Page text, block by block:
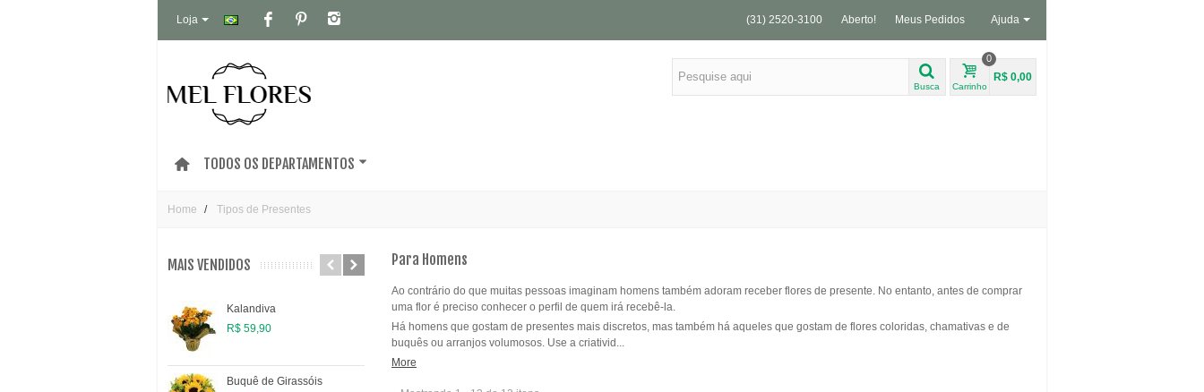
Ajuda
Loja Meus Pedidos
(31) 2520-3100 Aberto!
Busca Carrinho
0
R$ 0,00
TODOS OS DEPARTAMENTOS
Home Tipos de Presentes
MAIS VENDIDOS
Kalandiva
R$ 59,90
Buquê de Girassóis
Mini Arranjo de Flores do
Campo
R$ 94,90
12 Rosas Amarelas
R$ 169,90
Para Homens
Ao contrário do que muitas pessoas imaginam homens também adoram receber flores de presente. No entanto, antes de comprar
uma flor é preciso conhecer o perfil de quem irá recebê-la.
Há homens que gostam de presentes mais discretos, mas também há aqueles que gostam de flores coloridas, chamativas e de
buquês ou arranjos volumosos. Use a criativid...
More